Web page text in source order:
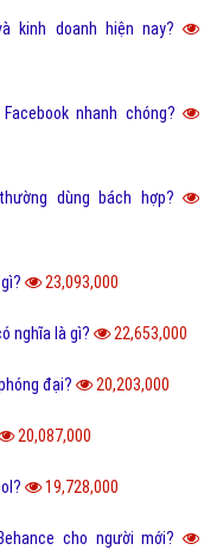
kinh doanh hiện nay?
nhanh chóng?
dùng bách hợp?
23,093,000
nghĩa là gì? 22,653,000
đại? 20,203,000
20,087,000
19,728,000
cho người mới?